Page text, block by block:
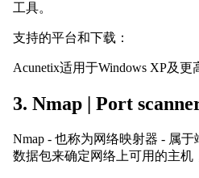
工具。
支持的平台和下载：
Acunetix适用于Windows XP及更
3. Nmap | Port
Nmap - 也称为网络映射器 - 属
数据包来确定网络上可用的主机